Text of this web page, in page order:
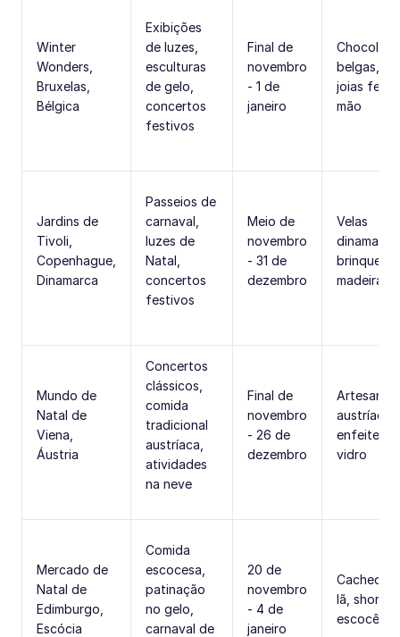
Winter
Wonders,
Bruxelas,
Bélgica
Exibições
de luzes,
esculturas
de gelo,
concertos
festivos
Final de
novembro
- 1 de
janeiro
belgas,
joias
mão
Jardins de
Tivoli,
Copenhague,
Dinamarca
Passeios de
carnaval,
luzes de
Natal,
concertos
festivos
Meio de
novembro
- 31 de
dezembro
Velas
madeira
Mundo de
Natal de
Viena,
Áustria
Concertos
clássicos,
comida
tradicional
austríaca,
atividades
na neve
Final de
novembro
- 26 de
dezembro
austríaco,
enfeites
vidro
Mercado de
Natal de
Edimburgo,
Escócia
Comida
escocesa,
patinação
no gelo,
carnaval de
20 de
novembro
- 4 de
janeiro
lã,
escocês